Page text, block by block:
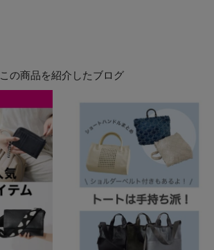
この商品を紹介したブログ